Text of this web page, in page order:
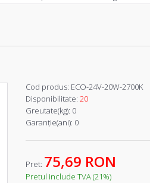
Cod produs: ECO-24V-20W-2700K
Disponibilitate: 20
Greutate(kg): 0
Garanţie(ani): 0
Pret: 75,69 RON
Pretul include TVA (21%)